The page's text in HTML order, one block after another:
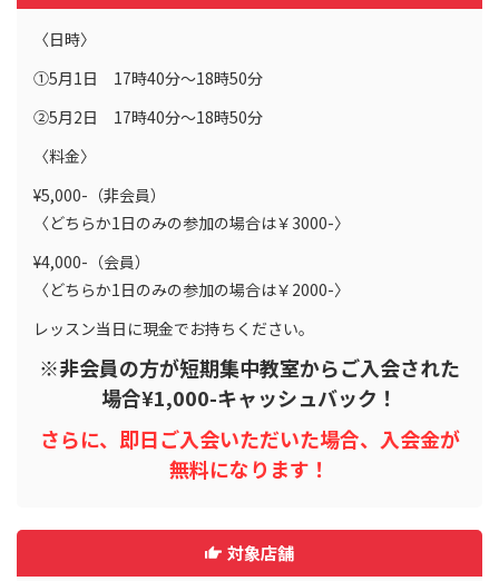
〈日時〉
①5月1日 17時40分〜18時50分
②5月2日 17時40分〜18時50分
〈料金〉
¥5,000-（非会員）
〈どちらか1日のみの参加の場合は￥3000-〉
¥4,000-（会員）
〈どちらか1日のみの参加の場合は￥2000-〉
レッスン当日に現金でお持ちください。
※非会員の方が短期集中教室からご入会された
場合¥1,000-キャッシュバック！
さらに、即日ご入会いただいた場合、入会金が
無料になります！
対象店舗